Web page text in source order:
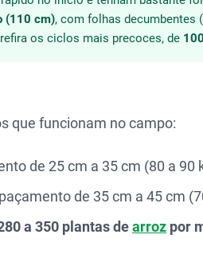
(110 cm), com folhas decumbentes
os ciclos mais precoces, de
que funcionam no campo:
de 25 cm a 35 cm (80 a 90
de 35 cm a 45 cm
a 350 plantas dearroz por